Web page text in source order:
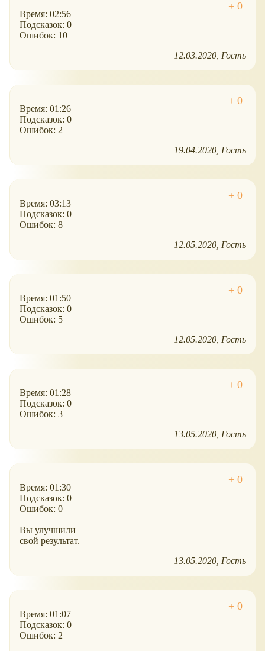
Время: 02:56
Подсказок: 0
Ошибок: 10
12.03.2020 Гость
Время: 01:26
Подсказок: 0
Ошибок: 2
19.04.2020 Гость
Время: 03:13
Подсказок: 0
Ошибок: 8
12.05.2020 Гость
Время: 01:50
Подсказок: 0
Ошибок: 5
12.05.2020 Гость
Время: 01:28
Подсказок: 0
Ошибок: 3
13.05.2020 Гость
Время: 01:30
Подсказок: 0
Ошибок: 0
Вы улучшили
свой результат.
13.05.2020 Гость
Время: 01:07
Подсказок: 0
Ошибок: 2